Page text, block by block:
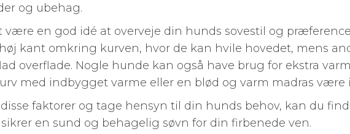
og ubehag.
være en god idé at overveje din hunds sovestil og
kant omkring kurven, hvor de kan hvile hovedet, mens
overflade. Nogle hunde kan også have brug for ekstra
med indbygget varme eller en blød og varm madras være
faktorer og tage hensyn til din hunds behov, kan du
en sund og behagelig søvn for din firbenede ven.